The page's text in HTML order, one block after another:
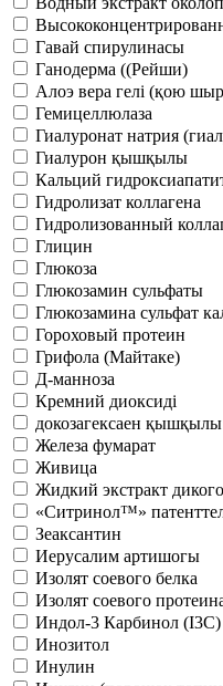
Гавай спирулинасы
Ганодерма ((Рейши)
Алоэ вера гелі (қою
Гемицеллюлаза
Гиалуронат натрия
Гиалурон қышқылы
Кальций
Гидролизат коллагена
Гидролизованный
Глицин
Глюкоза
Глюкозамин сульфаты
Глюкозамина сульфат
Гороховый протеин
Грифола (Майтаке)
Д-манноза
Кремний диоксиді
докозагексаен қышқылы
Железа фумарат
Живица
Жидкий экстракт
«Ситринол™»
Зеаксантин
Иерусалим артишогы
Изолят соевого белка
Изолят соевого
Индол-3 Карбинол (I3C)
Инозитол
Инулин